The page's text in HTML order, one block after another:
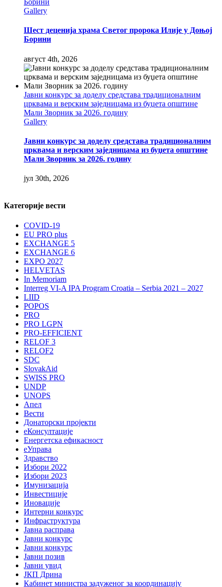
Борини
Gallery
Шест деценија храма Светог пророка Илије у Доњој
Борини
август 4th, 2026
Јавни конкурс за доделу средстава традиционалним
црквама и верским заједницама из буџета општине
Мали Зворник за 2026. годину
Gallery
Јавни конкурс за доделу средстава традиционалним
црквама и верским заједницама из буџета општине
Мали Зворник за 2026. годину
јул 30th, 2026
Категорије вести
COVID-19
EU PRO plus
EXCHANGE 5
EXCHANGE 6
EXPO 2027
HELVETAS
In Memoriam
Interreg VI-A IPA Program Croatia – Serbia 2021 – 2027
LIID
POPOS
PRO
PRO LGPN
PRO-EFFICIENT
RELOF 3
RELOF2
SDC
SlovakAid
SWISS PRO
UNDP
UNOPS
Апел
Вести
Донаторски пројекти
еКонсултације
Енергетска ефикасност
еУправа
Здравство
Избори 2022
Избори 2023
Имунизација
Инвестиције
Иновације
Интерни конкурс
Инфраструктура
Јавна расправа
Јавни конкурс
Јавни конкурс
Јавни позив
Јавни увид
ЈКП Дрина
Кабинет министра задуженог за координацију